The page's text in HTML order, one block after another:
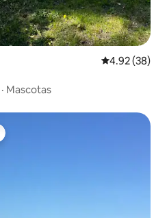
Calificación
4.92 (38)
· Mascotas